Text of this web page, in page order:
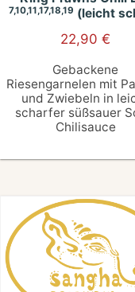
7,10,11,17,18,19 (leicht
22,90€
Gebackene
Riesengarnelen mit
und Zwiebeln in
scharfer süßsauer
Chilisauce